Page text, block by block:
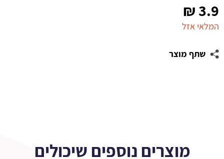
3.9
₪
המלאי אזל
שתף מוצר
מוצרים נוספים שיכולים